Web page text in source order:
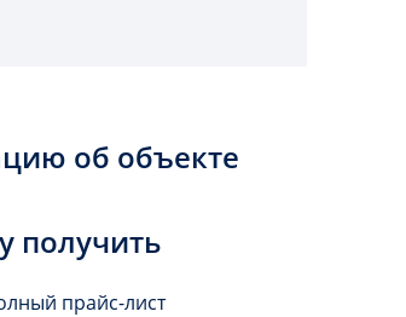
об объекте
получить
прайс-лист